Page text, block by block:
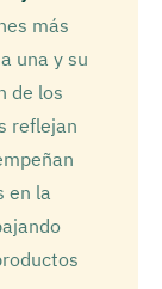
más
una y su
de los
reflejan
en la